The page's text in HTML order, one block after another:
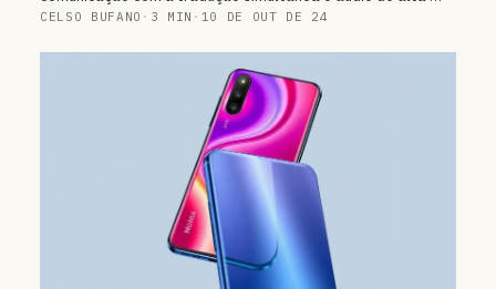
CELSO BUFANO · 3 MIN · 10 DE OUT DE 24